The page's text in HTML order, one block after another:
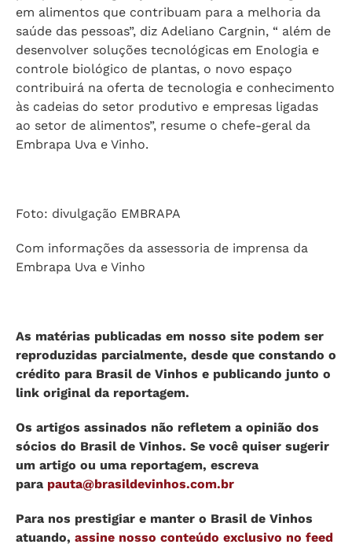
em alimentos que contribuam para a melhoria da
saúde das pessoas”, diz Adeliano Cargnin, “ além de
desenvolver soluções tecnológicas em Enologia e
controle biológico de plantas, o novo espaço
contribuirá na oferta de tecnologia e conhecimento
às cadeias do setor produtivo e empresas ligadas
ao setor de alimentos”, resume o chefe-geral da
Embrapa Uva e Vinho.
Foto: divulgação EMBRAPA
Com informações da assessoria de imprensa da
Embrapa Uva e Vinho
As matérias publicadas em nosso site podem ser
reproduzidas parcialmente, desde que constando o
crédito para Brasil de Vinhos e publicando junto o
link original da reportagem.
Os artigos assinados não refletem a opinião dos
sócios do Brasil de Vinhos. Se você quiser sugerir
um artigo ou uma reportagem, escreva
para pauta@brasildevinhos.com.br
Para nos prestigiar e manter o Brasil de Vinhos
atuando, assine nosso conteúdo exclusivo no feed